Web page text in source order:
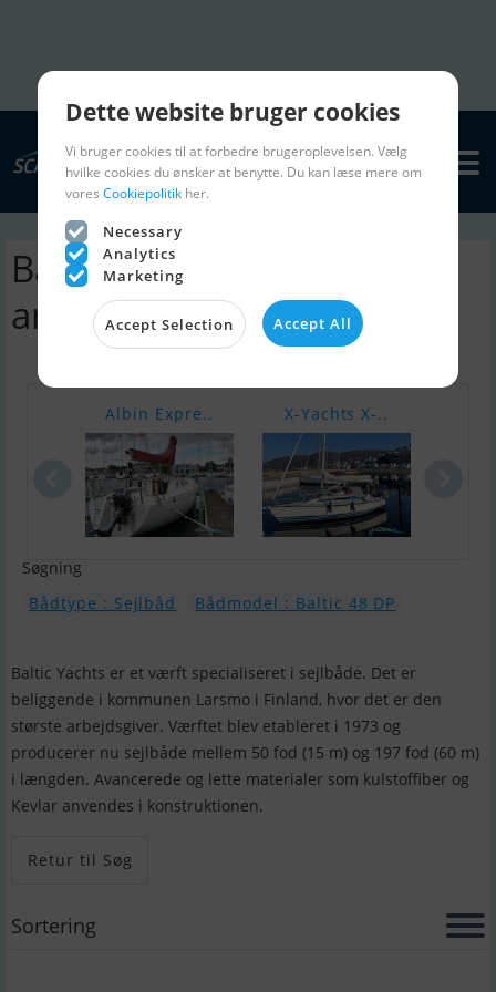
Baltic 48 DP sejlbåd |
annoncer
Albin Expre.. X-Yachts X-..
Søgning
Bådtype : Sejlbåd
Bådmodel : Baltic 48 DP
Baltic Yachts er et værft specialiseret i sejlbåde. Det er
beliggende i kommunen Larsmo i Finland, hvor det er den
største arbejdsgiver. Værftet blev etableret i 1973 og
producerer nu sejlbåde mellem 50 fod (15 m) og 197 fod (60 m)
i længden. Avancerede og lette materialer som kulstoffiber og
Kevlar anvendes i konstruktionen.
Retur til Søg
Sortering
Dette website bruger cookies
Vi bruger cookies til at forbedre brugeroplevelsen. Vælg
hvilke cookies du ønsker at benytte. Du kan læse mere om
vores Cookiepolitik her.
Necessary
Analytics
Marketing
Accept Selection Accept All